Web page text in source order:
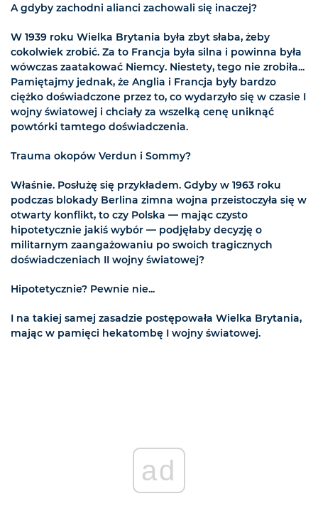
A gdyby zachodni alianci zachowali się inaczej?
W 1939 roku Wielka Brytania była zbyt słaba, żeby
cokolwiek zrobić. Za to Francja była silna i powinna była
wówczas zaatakować Niemcy. Niestety, tego nie zrobiła...
Pamiętajmy jednak, że Anglia i Francja były bardzo
ciężko doświadczone przez to, co wydarzyło się w czasie I
wojny światowej i chciały za wszelką cenę uniknąć
powtórki tamtego doświadczenia.
Trauma okopów Verdun i Sommy?
Właśnie. Posłużę się przykładem. Gdyby w 1963 roku
podczas blokady Berlina zimna wojna przeistoczyła się w
otwarty konflikt, to czy Polska — mając czysto
hipotetycznie jakiś wybór — podjęłaby decyzję o
militarnym zaangażowaniu po swoich tragicznych
doświadczeniach II wojny światowej?
Hipotetycznie? Pewnie nie...
I na takiej samej zasadzie postępowała Wielka Brytania,
mając w pamięci hekatombę I wojny światowej.
ad